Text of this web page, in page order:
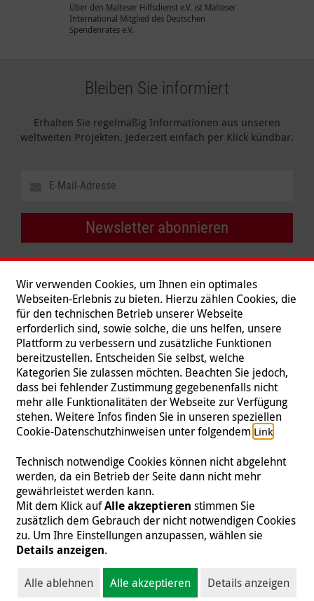
Über den Malteser Hilfsdienst e.V. ist Malteser
International Mitglied des Deutschen
Spendenrates e.V.
Bleiben Sie informiert
Erhalten Sie regelmäßig Informationen aus unseren
weltweiten Projekten. Jederzeit einfach per Klick kündbar.
Newsletter abonnieren
Folgen Sie uns
Impressum | Datenschutz | Kontakt | Presse
© 2026 Malteser International
Malteser International ist eine Organisationseinheit des Malteser Hilfsdienst
e.V., der als gemeinnützige Organisation von der Körperschafts- und
Gewerbesteuer befreit ist (Steuernummer 218/5990/0018).
Wir verwenden Cookies, um Ihnen ein optimales
Webseiten-Erlebnis zu bieten. Hierzu zählen Cookies, die
für den technischen Betrieb unserer Webseite
erforderlich sind, sowie solche, die uns helfen, unsere
Plattform zu verbessern und zusätzliche Funktionen
bereitzustellen. Entscheiden Sie selbst, welche
Kategorien Sie zulassen möchten. Beachten Sie jedoch,
dass bei fehlender Zustimmung gegebenenfalls nicht
mehr alle Funktionalitäten der Webseite zur Verfügung
stehen. Weitere Infos finden Sie in unseren speziellen
Cookie-Datenschutzhinweisen unter folgendem Link.
Technisch notwendige Cookies können nicht abgelehnt
werden, da ein Betrieb der Seite dann nicht mehr
gewährleistet werden kann.
Mit dem Klick aufAlle akzeptieren stimmen Sie
zusätzlich dem Gebrauch der nicht notwendigen Cookies
zu. Um Ihre Einstellungen anzupassen, wählen sie
Details anzeigen.
Alle ablehnen Alle akzeptieren Details anzeigen